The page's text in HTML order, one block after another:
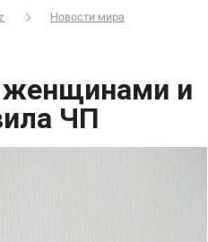
Новости мира
женщинами и
ЧП